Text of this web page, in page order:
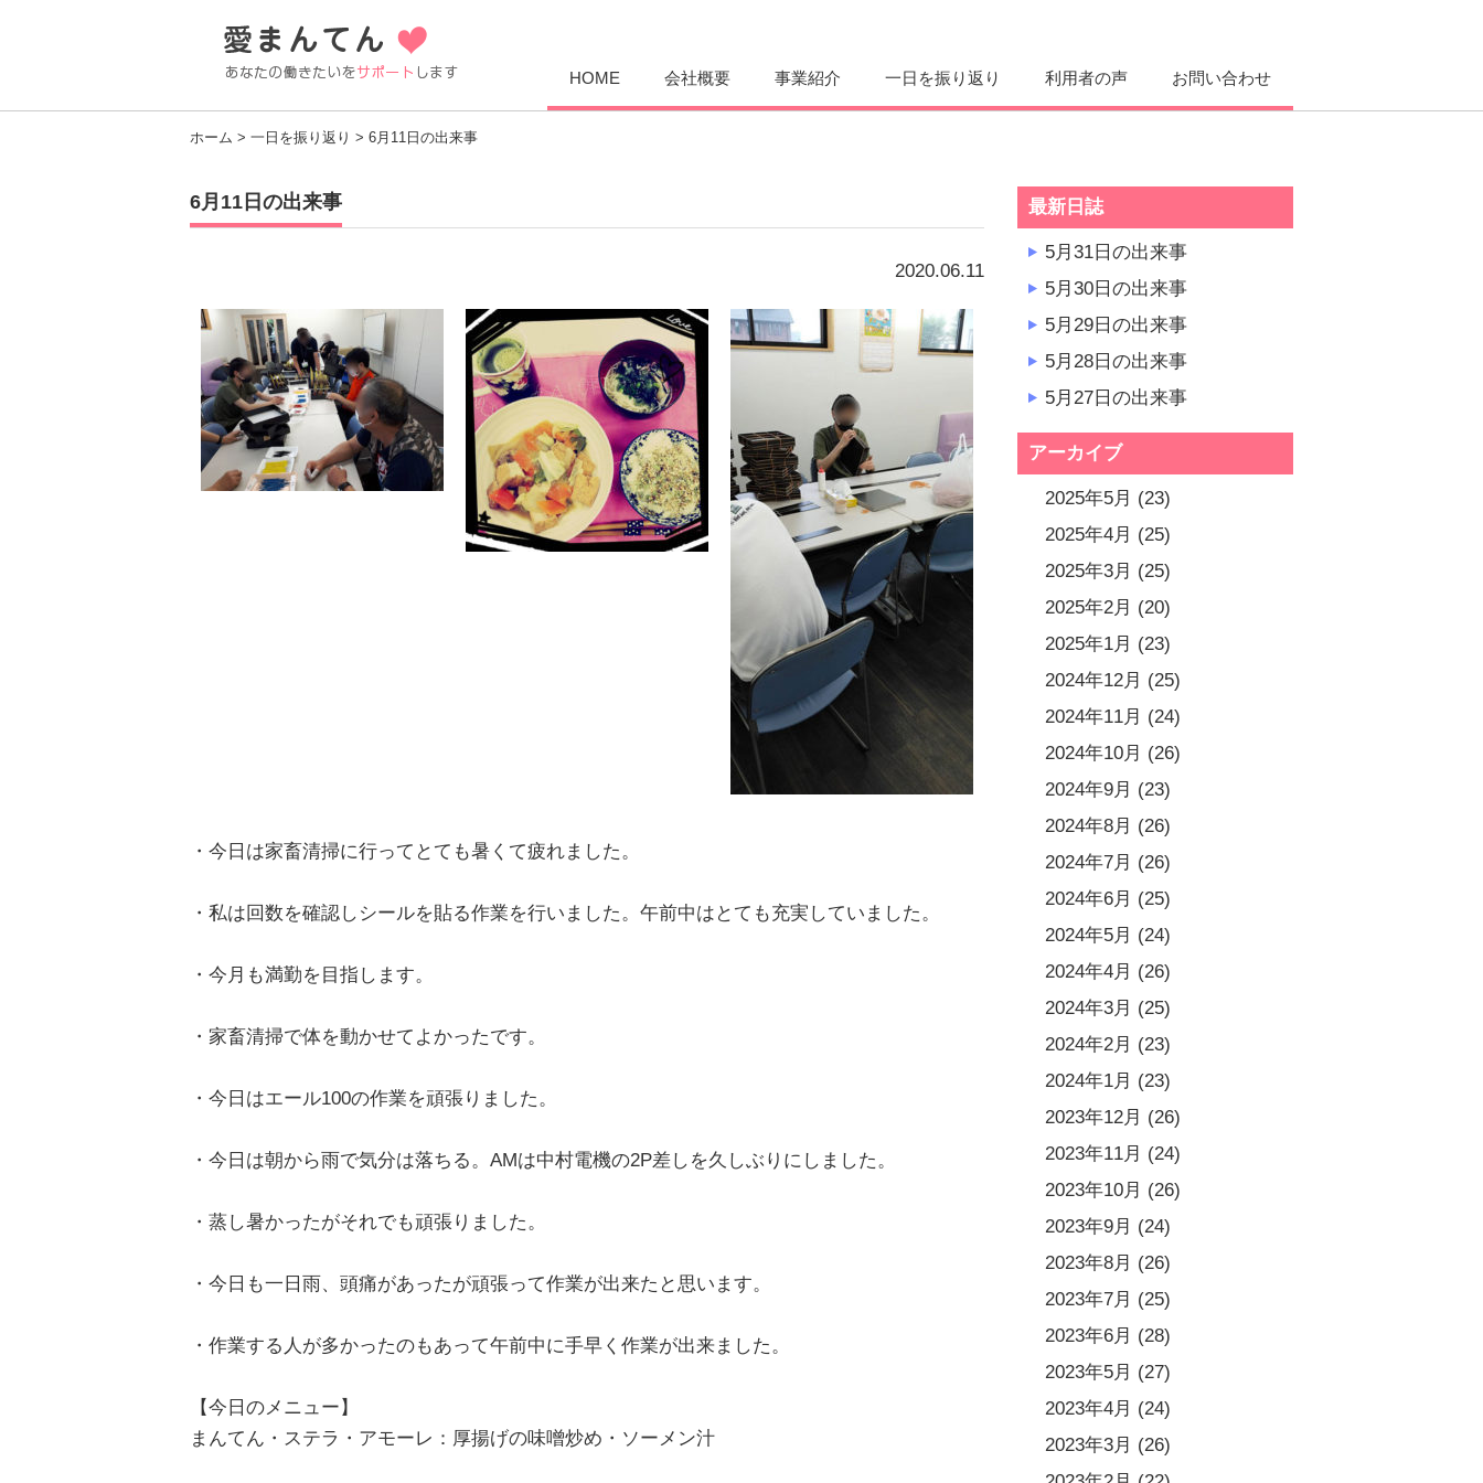
HOME 会社概要 事業紹介 一日を振り返り 利用者の声 お問い合わせ
ホーム > 一日を振り返り > 6月11日の出来事
6月11日の出来事
2020.06.11
・今日は家畜清掃に行ってとても暑くて疲れました。
・私は回数を確認しシールを貼る作業を行いました。午前中はとても充実していました。
・今月も満勤を目指します。
・家畜清掃で体を動かせてよかったです。
・今日はエール100の作業を頑張りました。
・今日は朝から雨で気分は落ちる。AMは中村電機の2P差しを久しぶりにしました。
・蒸し暑かったがそれでも頑張りました。
・今日も一日雨、頭痛があったが頑張って作業が出来たと思います。
・作業する人が多かったのもあって午前中に手早く作業が出来ました。
【今日のメニュー】
まんてん・ステラ・アモーレ：厚揚げの味噌炒め・ソーメン汁
最新日誌
5月31日の出来事
5月30日の出来事
5月29日の出来事
5月28日の出来事
5月27日の出来事
アーカイブ
2025年5月 (23)
2025年4月 (25)
2025年3月 (25)
2025年2月 (20)
2025年1月 (23)
2024年12月 (25)
2024年11月 (24)
2024年10月 (26)
2024年9月 (23)
2024年8月 (26)
2024年7月 (26)
2024年6月 (25)
2024年5月 (24)
2024年4月 (26)
2024年3月 (25)
2024年2月 (23)
2024年1月 (23)
2023年12月 (26)
2023年11月 (24)
2023年10月 (26)
2023年9月 (24)
2023年8月 (26)
2023年7月 (25)
2023年6月 (28)
2023年5月 (27)
2023年4月 (24)
2023年3月 (26)